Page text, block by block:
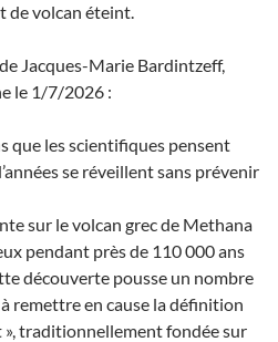
de volcan éteint.
Jacques-Marie Bardintzeff,
le 1/7/2026 :
que les scientifiques pensent
se réveillent sans prévenir
sur le volcan grec de Methana
pendant près de 110 000 ans
découverte pousse un nombre
remettre en cause la définition
», traditionnellement fondée sur